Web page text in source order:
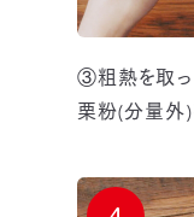
③粗熱を取っ
栗粉(分量外)